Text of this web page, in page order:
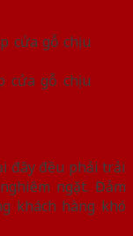
cửa gỗ chịu
đây đều phải trải
ngặt. Đảm
khách hàng khó